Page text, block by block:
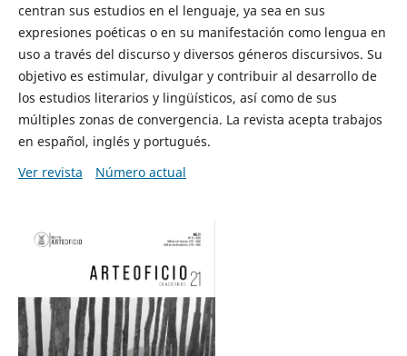
centran sus estudios en el lenguaje, ya sea en sus
expresiones poéticas o en su manifestación como lengua en
uso a través del discurso y diversos géneros discursivos. Su
objetivo es estimular, divulgar y contribuir al desarrollo de
los estudios literarios y lingüísticos, así como de sus
múltiples zonas de convergencia. La revista acepta trabajos
en español, inglés y portugués.
Ver revista
Número actual